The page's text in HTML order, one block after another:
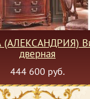
(АЛЕКСАНДРИЯ)
дверная
444 600 руб.